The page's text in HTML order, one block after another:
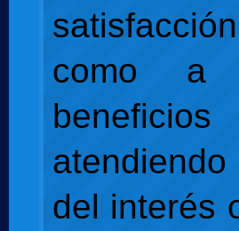
como a
del interés